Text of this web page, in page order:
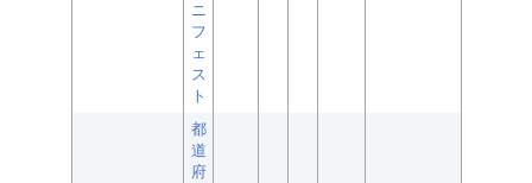
ニ
フ
ェ
ス
ト
都
道
府